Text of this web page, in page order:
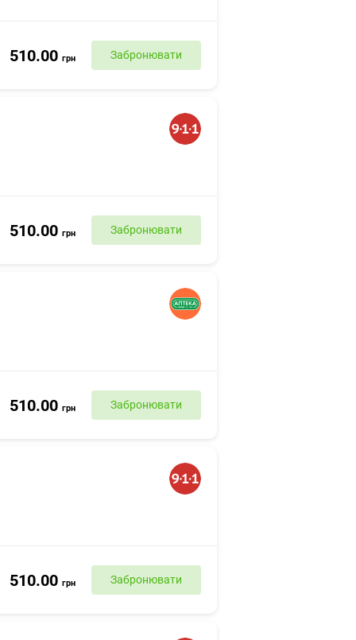
510.00 грн Забронювати
510.00 грн Забронювати
510.00 грн Забронювати
510.00 грн Забронювати